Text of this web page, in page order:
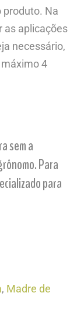
produto. Na
as aplicações
necessário,
4
sem a
Para
para
, Madre de